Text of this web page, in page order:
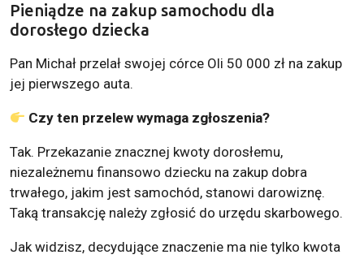
Pieniądze na zakup samochodu dla
dorosłego dziecka
Pan Michał przelał swojej córce Oli 50 000 zł na zakup
jej pierwszego auta.
Czy ten przelew wymaga zgłoszenia?
Tak. Przekazanie znacznej kwoty dorosłemu,
niezależnemu finansowo dziecku na zakup dobra
trwałego, jakim jest samochód, stanowi darowiznę.
Taką transakcję należy zgłosić do urzędu skarbowego.
Jak widzisz, decydujące znaczenie ma nie tylko kwota